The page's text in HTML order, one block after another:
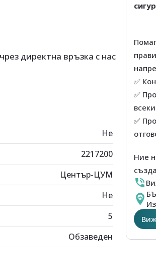
директна връзка с нас
Не
2217200
Център-ЦУМ
Не
5
Обзаведен
✅
✅
✅
Ние